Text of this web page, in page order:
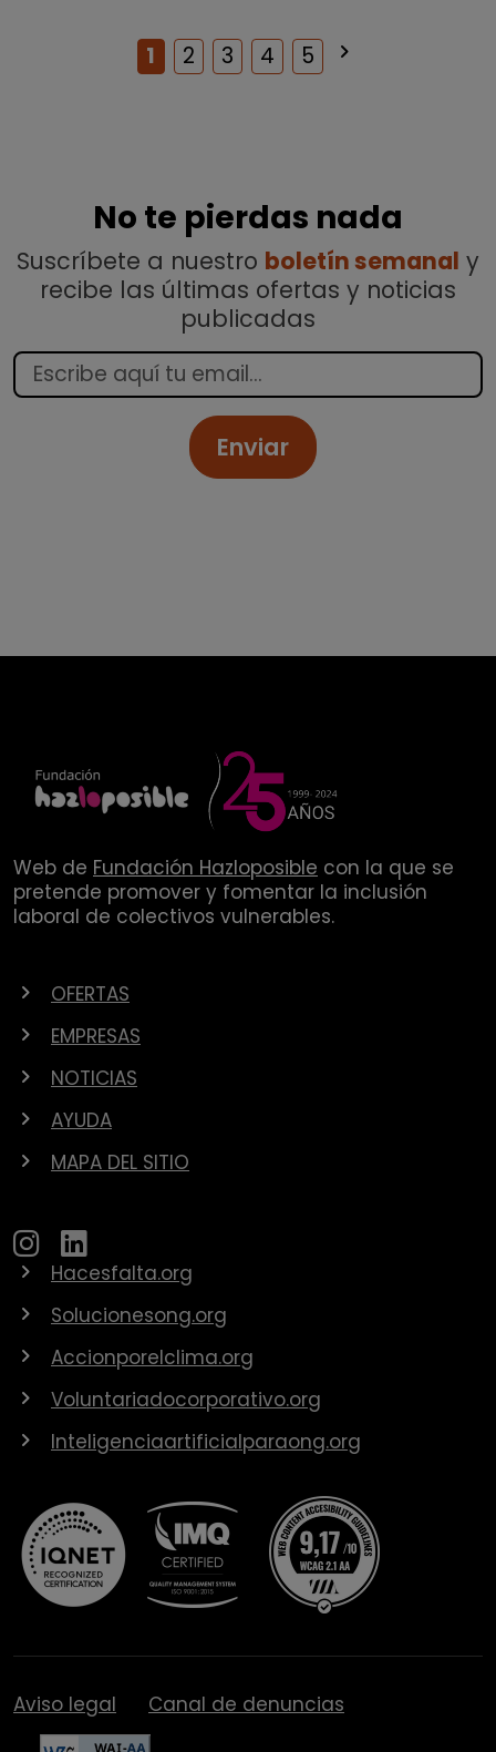
1 2 3 4 5 keyboard_arrow_right
No te pierdas nada
Suscríbete a nuestro boletín semanal y
recibe las últimas ofertas y noticias
publicadas
Enviar
Web de Fundación Hazloposible con la que se
pretende promover y fomentar la inclusión
laboral de colectivos vulnerables.
OFERTAS
EMPRESAS
NOTICIAS
AYUDA
MAPA DEL SITIO
Hacesfalta.org
Solucionesong.org
Accionporelclima.org
Voluntariadocorporativo.org
Inteligenciaartificialparaong.org
Aviso legal Canal de denuncias